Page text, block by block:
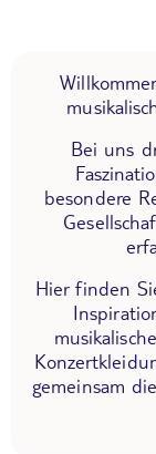
Bei uns
besondere
Hier finden
gemeinsam